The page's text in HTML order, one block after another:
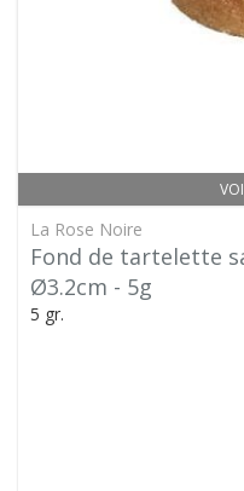
La Rose Noire
Fond de tartelette
Ø3.2cm - 5g
5 gr.